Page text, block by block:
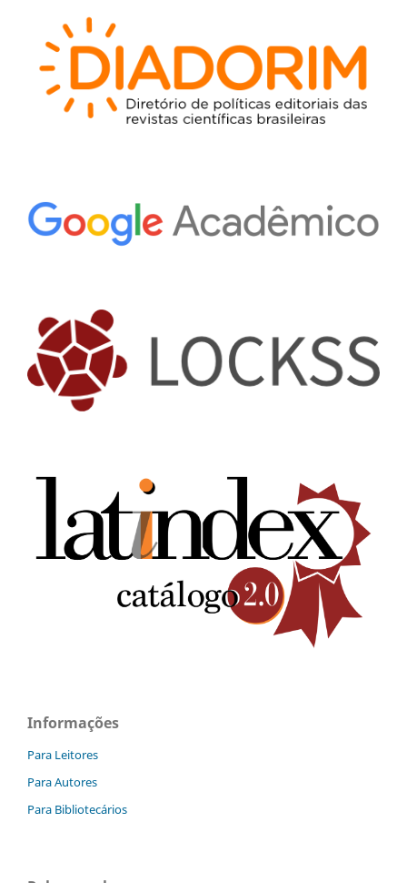
Informações
Para Leitores
Para Autores
Para Bibliotecários